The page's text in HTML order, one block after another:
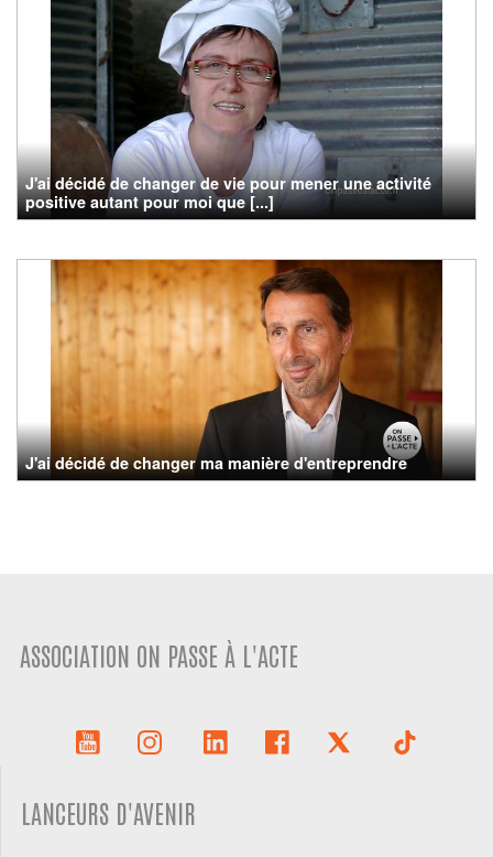
J'ai décidé de changer de vie pour mener une activité
positive autant pour moi que [...]
J'ai décidé de changer ma manière d'entreprendre
ASSOCIATION ON PASSE À L'ACTE
LANCEURS D'AVENIR